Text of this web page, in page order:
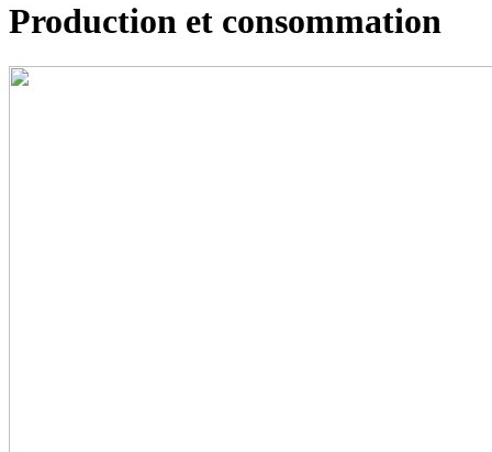
Production et consommation